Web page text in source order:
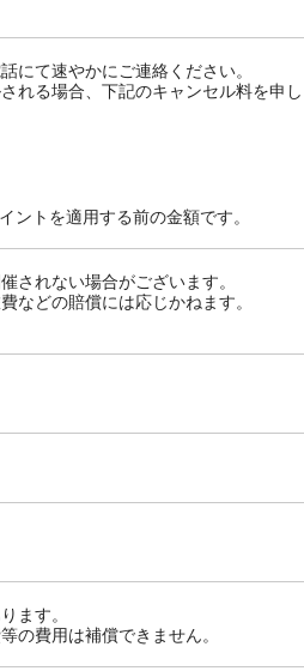
にて速やかにご連絡ください。
れる場合、下記のキャンセル料を申し
ントを適用する前の金額です。
されない場合がございます。
などの賠償には応じかねます。
ます。
の費用は補償できません。